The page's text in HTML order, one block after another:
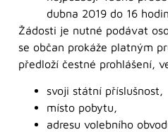
dubna 2019 do 16
Žádosti je nutné podávat
se občan prokáže platným
předloží čestné prohlášení,
svoji státní příslušnost,
místo pobytu,
adresu volebního